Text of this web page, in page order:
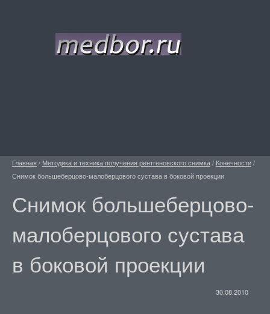
Главная / Методика и техника получения рентгеновского снимка/ Конечности/
Снимок большеберцово-малоберцового сустава в боковой проекции
Снимок большеберцово-
малоберцового сустава
в боковой проекции
30.08.2010